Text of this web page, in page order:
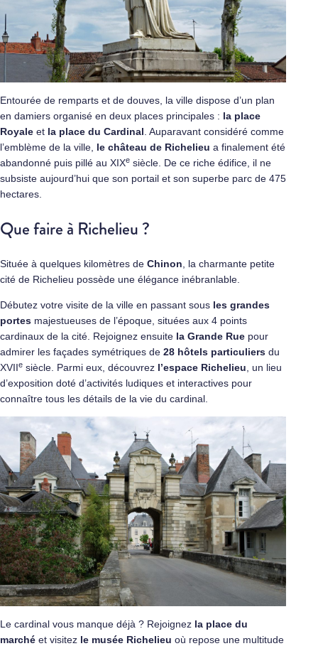
Entourée de remparts et de douves, la ville dispose d’un plan
en damiers organisé en deux places principales : la place
Royale et la place du Cardinal. Auparavant considéré comme
l’emblème de la ville, le château de Richelieu a finalement été
abandonné puis pillé au XIXe siècle. De ce riche édifice, il ne
subsiste aujourd’hui que son portail et son superbe parc de 475
hectares.
Que faire à Richelieu ?
Située à quelques kilomètres de Chinon, la charmante petite
cité de Richelieu possède une élégance inébranlable.
Débutez votre visite de la ville en passant sous les grandes
portes majestueuses de l’époque, situées aux 4 points
cardinaux de la cité. Rejoignez ensuite la Grande Rue pour
admirer les façades symétriques de 28 hôtels particuliers du
XVIIe siècle. Parmi eux, découvrez l’espace Richelieu, un lieu
d’exposition doté d’activités ludiques et interactives pour
connaître tous les détails de la vie du cardinal.
Le cardinal vous manque déjà ? Rejoignez la place du
marché et visitez le musée Richelieu où repose une multitude